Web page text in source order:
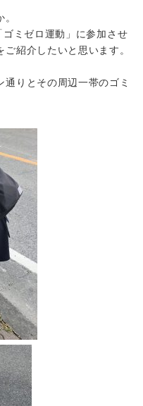
ミゼロ運動」に参加させ
紹介したいと思います。
りとその周辺一帯のゴミ